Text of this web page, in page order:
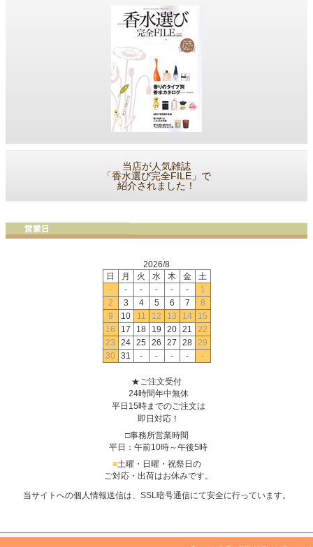
当店が人気雑誌
「香水選び完全FILE」で
紹介されました！
2026/8
日
月 火 水 木 金
土
-
- - - - -
1
2
3 4 5 6 7
8
9
10 11 12 13 14
15
16
17 18 19 20 21
22
23
24 25 26 27 28 29
30
31 - - - - -
★ご注文受付
24時間年中無休
平日15時までのご注文は
即日対応！
□事務所営業時間
平日：午前10時～午後5時
■土曜・日曜・祝祭日の
ご対応・出荷はお休みです。
当サイトへの個人情報送信は、SSL暗号通信にて安全に行っています。